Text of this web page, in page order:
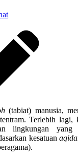
(tabiat) manusia,
Terlebih lagi,
lingkungan
kesatuan